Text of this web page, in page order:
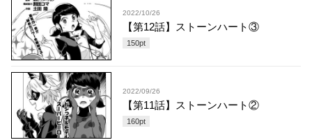
2022/10/26
【第12話】ストーンハート③
150pt
2022/09/26
【第11話】ストーンハート②
160pt